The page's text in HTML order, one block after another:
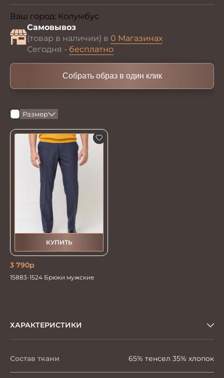
Ваш город: Колумбус
Самовывоз
(товар в наличии) в 0 Магазинах
Сегодня - бесплатно
Собрать образ в один клик
Размер
КУПИТЬ
3 790р
15883-1524 Брюки мужские
ХАРАКТЕРИСТИКИ
Состав ткани 65% тенсел 35% хлопок